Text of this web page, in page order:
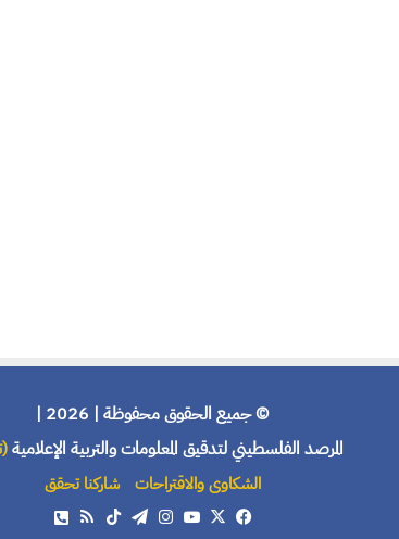
© جميع الحقوق محفوظة | 2026 |
المرصد الفلسطيني لتدقيق المعلومات والتربية الإعلامية
الشكاوى والاقتراحات
شاركنا تحقق
فيسبوك
X يوتيوبانستقرامتيلقرام‫TikTokملخص